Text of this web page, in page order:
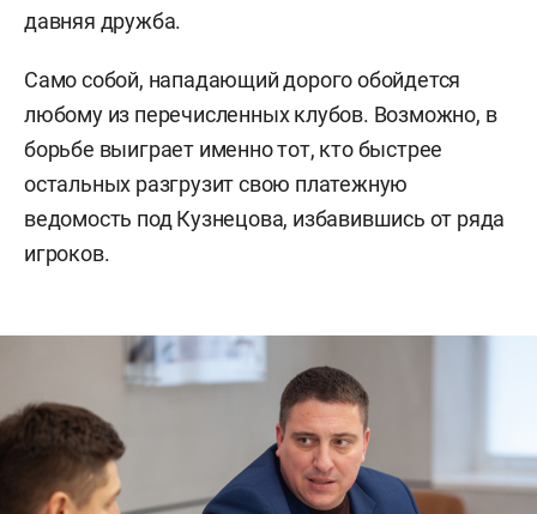
давняя дружба.
Само собой, нападающий дорого обойдется
любому из перечисленных клубов. Возможно, в
борьбе выиграет именно тот, кто быстрее
остальных разгрузит свою платежную
ведомость под Кузнецова, избавившись от ряда
игроков.